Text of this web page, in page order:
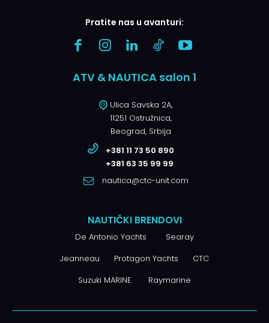
Pratite nas u avanturi:
ATV & NAUTICA salon 1
Ulica Savska 2A,
11251 Ostružnica,
Beograd, Srbija
+381 11 73 50 890
+381 63 35 99 99
nautica@ctc-unit.com
NAUTIČKI BRENDOVI
De Antonio Yachts
Searay
Jeanneau Protagon Yachts
CTC
Suzuki MARINE Raymarine